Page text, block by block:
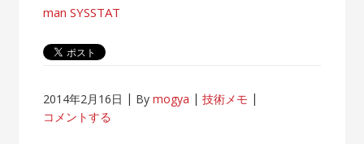
man SYSSTAT
2014年2月16日 Bymogya
技術メモ
コメントする